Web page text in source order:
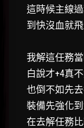
這時候主線
到快沒血就飛
我解這任務
白說才+4真不
也倒不如先
裝備先強化
在去解任務